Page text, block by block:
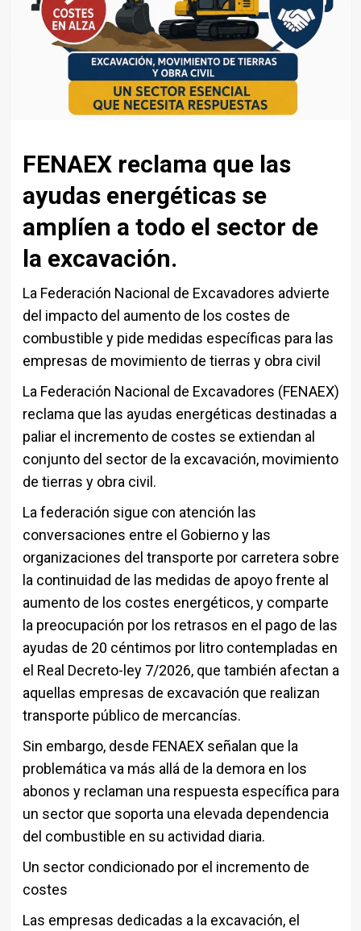
FENAEX reclama que las
ayudas energéticas se
amplíen a todo el sector de
la excavación.
La Federación Nacional de Excavadores advierte
del impacto del aumento de los costes de
combustible y pide medidas específicas para las
empresas de movimiento de tierras y obra civil
La Federación Nacional de Excavadores (FENAEX)
reclama que las ayudas energéticas destinadas a
paliar el incremento de costes se extiendan al
conjunto del sector de la excavación, movimiento
de tierras y obra civil.
La federación sigue con atención las
conversaciones entre el Gobierno y las
organizaciones del transporte por carretera sobre
la continuidad de las medidas de apoyo frente al
aumento de los costes energéticos, y comparte
la preocupación por los retrasos en el pago de las
ayudas de 20 céntimos por litro contempladas en
el Real Decreto-ley 7/2026, que también afectan a
aquellas empresas de excavación que realizan
transporte público de mercancías.
Sin embargo, desde FENAEX señalan que la
problemática va más allá de la demora en los
abonos y reclaman una respuesta específica para
un sector que soporta una elevada dependencia
del combustible en su actividad diaria.
Un sector condicionado por el incremento de
costes
Las empresas dedicadas a la excavación, el